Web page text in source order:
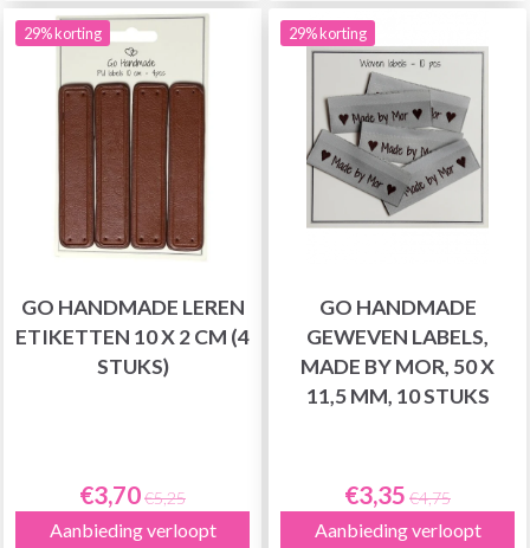
29% korting
GO HANDMADE LEREN
ETIKETTEN 10 X 2 CM (4
STUKS)
€3,70€5,25
Aanbieding verloopt
29% korting
GO HANDMADE
GEWEVEN LABELS,
MADE BY MOR, 50 X
11,5 MM, 10 STUKS
€3,35 €4,75
Aanbieding verloopt